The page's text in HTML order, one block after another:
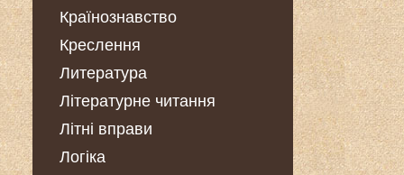
Країнознавство
Креслення
Литература
Літературне читання
Літні вправи
Логіка